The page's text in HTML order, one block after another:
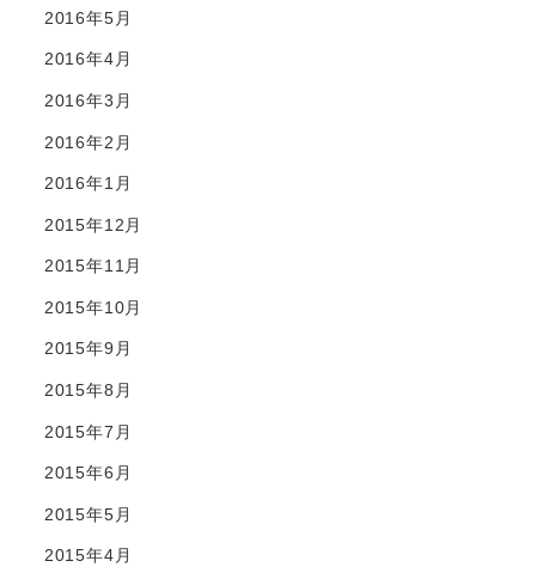
2016年5月
2016年4月
2016年3月
2016年2月
2016年1月
2015年12月
2015年11月
2015年10月
2015年9月
2015年8月
2015年7月
2015年6月
2015年5月
2015年4月